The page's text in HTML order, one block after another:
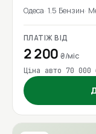
Одеса 1.5 Бензин
ПЛАТІЖ ВІД
2 200₴/міс
Ціна авто 70 000